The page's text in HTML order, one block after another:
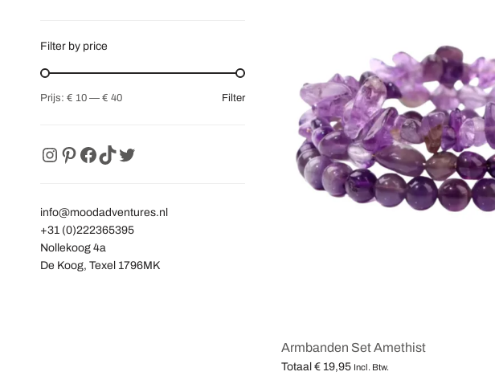
Filter by price
Filter
Prijs: € 10 — € 40
info@moodadventures.nl
+31 (0)222365395
Nollekoog 4a
De Koog, Texel 1796MK
Armbanden Set Amethist
Totaal € 19,95 Incl. Btw.